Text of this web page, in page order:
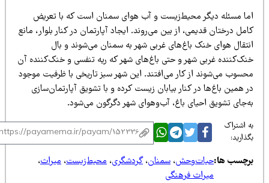
مسئله دیگر محیط‌زیست و آب هوای سمنان است که با تعریض
درختان قدیمی، از بین می‌روند. ایجاد آپارتمان در کنار بلوار، مانع
هوای خنک باغ‌های غربی شهر به سمنان می‌شوند و بال
غربی شهر و حتی باغ‌های شهر که ریه تنفسی و خنک‌کننده آن
می‌شوند از کار می‌افتند. این شهر سبز تاریخی با ظرفیت موجود
همین باغ‌ها در کنار بیابان زیست کرده و با تشویق آپارتمان‌سازی
تشویق احیای باغ، آب‌وهوای شهر دگرگون می‌شود.
اشتراک
ها:حیات‌وحش،سمنان،گردشگری،محیط‌زیست،میراث،
میراث فرهنگی